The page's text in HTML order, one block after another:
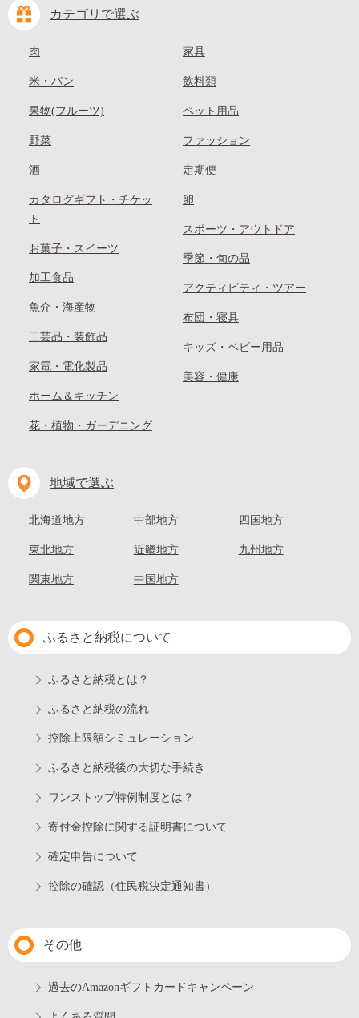
カテゴリで選ぶ
肉
米・パン
果物(フルーツ)
野菜
酒
カタログギフト・チケッ
ト
お菓子・スイーツ
加工食品
魚介・海産物
工芸品・装飾品
家電・電化製品
ホーム＆キッチン
花・植物・ガーデニング
家具
飲料類
ペット用品
ファッション
定期便
卵
スポーツ・アウトドア
季節・旬の品
アクティビティ・ツアー
布団・寝具
キッズ・ベビー用品
美容・健康
地域で選ぶ
北海道地方
東北地方
関東地方
中部地方
近畿地方
中国地方
四国地方
九州地方
ふるさと納税について
ふるさと納税とは？
ふるさと納税の流れ
控除上限額シミュレーション
ふるさと納税後の大切な手続き
ワンストップ特例制度とは？
寄付金控除に関する証明書について
確定申告について
控除の確認（住民税決定通知書）
その他
過去のAmazonギフトカードキャンペーン